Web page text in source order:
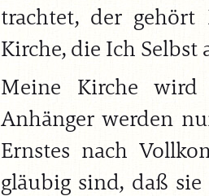
trachtet, der gehört
Kirche, die Ich Selbst
Meine Kirche
Anhänger werden
Ernstes nach
gläubig sind, daß